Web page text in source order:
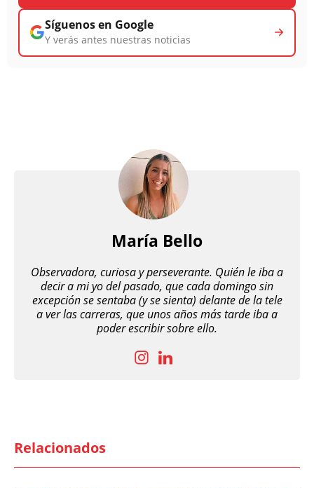
Síguenos en Google
Y verás antes nuestras noticias
María Bello
Observadora, curiosa y perseverante. Quién le iba a
decir a mi yo del pasado, que cada domingo sin
excepción se sentaba (y se sienta) delante de la tele
a ver las carreras, que unos años más tarde iba a
poder escribir sobre ello.
Relacionados